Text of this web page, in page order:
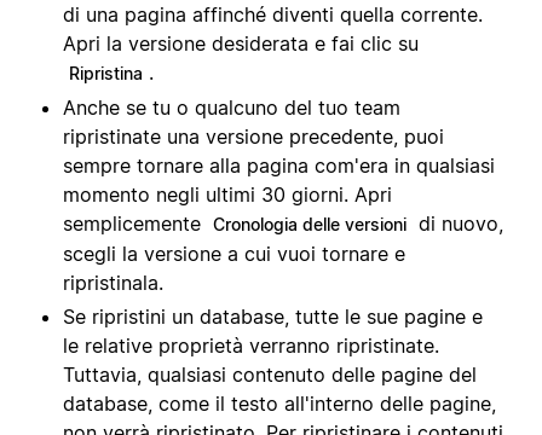
di una pagina affinché diventi quella corrente.
Apri la versione desiderata e fai clic su
Ripristina .
Anche se tu o qualcuno del tuo team
ripristinate una versione precedente, puoi
sempre tornare alla pagina com'era in qualsiasi
momento negli ultimi 30 giorni. Apri
semplicemente Cronologia delle versioni di nuovo,
scegli la versione a cui vuoi tornare e
ripristinala.
Se ripristini un database, tutte le sue pagine e
le relative proprietà verranno ripristinate.
Tuttavia, qualsiasi contenuto delle pagine del
database, come il testo all'interno delle pagine,